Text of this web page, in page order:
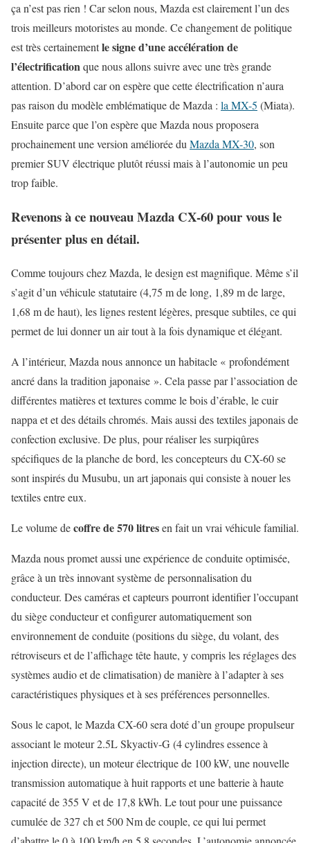
ça n’est pas rien ! Car selon nous, Mazda est clairement l’un des
trois meilleurs motoristes au monde. Ce changement de politique
est très certainementle signe d’une accélération de
l’électrificationque nous allons suivre avec une très grande
attention. D’abord car on espère que cette électrification n’aura
pas raison du modèle emblématique de Mazda : la MX-5 (Miata).
Ensuite parce que l’on espère que Mazda nous proposera
prochainement une version améliorée duMazda MX-30, son
premier SUV électrique plutôt réussi mais à l’autonomie un peu
trop faible.
Revenons à ce nouveau Mazda CX-60 pour vous le
présenter plus en détail.
Comme toujours chez Mazda, le design est magnifique. Même s’il
s’agit d’un véhicule statutaire (4,75 m de long, 1,89 m de large,
1,68 m de haut), les lignes restent légères, presque subtiles, ce qui
permet de lui donner un air tout à la fois dynamique et élégant.
A l’intérieur, Mazda nous annonce un habitacle « profondément
ancré dans la tradition japonaise ». Cela passe par l’association de
différentes matières et textures comme le bois d’érable, le cuir
nappa et et des détails chromés. Mais aussi des textiles japonais de
confection exclusive. De plus, pour réaliser les surpiqûres
spécifiques de la planche de bord, les concepteurs du CX-60 se
sont inspirés du Musubu, un art japonais qui consiste à nouer les
textiles entre eux.
Le volume decoffre de 570 litresen fait un vrai véhicule familial.
Mazda nous promet aussi une expérience de conduite optimisée,
grâce à un très innovant système de personnalisation du
conducteur. Des caméras et capteurs pourront identifier l’occupant
du siège conducteur et configurer automatiquement son
environnement de conduite (positions du siège, du volant, des
rétroviseurs et de l’affichage tête haute, y compris les réglages des
systèmes audio et de climatisation) de manière à l’adapter à ses
caractéristiques physiques et à ses préférences personnelles.
Sous le capot, le Mazda CX-60 sera doté d’un groupe propulseur
associant le moteur 2.5L Skyactiv-G (4 cylindres essence à
injection directe), un moteur électrique de 100 kW, une nouvelle
transmission automatique à huit rapports et une batterie à haute
capacité de 355 V et de 17,8 kWh. Le tout pour une puissance
cumulée de 327 ch et 500 Nm de couple, ce qui lui permet